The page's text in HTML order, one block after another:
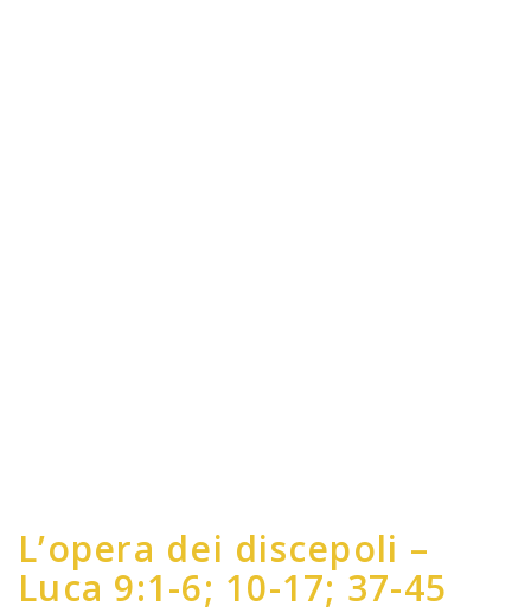
L’opera dei discepoli –
Luca 9:1-6; 10-17; 37-45